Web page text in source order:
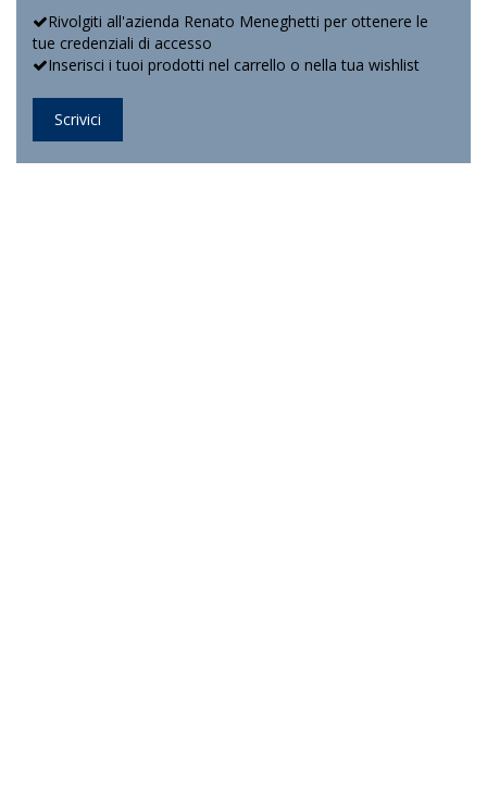
Rivolgiti all'azienda Renato Meneghetti per ottenere le
tue credenziali di accesso
Inserisci i tuoi prodotti nel carrello o nella tua wishlist
Scrivici